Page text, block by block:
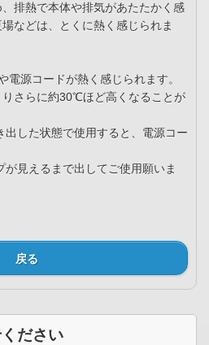
排熱で本体や排気があたたかく感
などは、とくに熱く感じられま
電源コードが熱く感じられます。
りさらに約30℃ほど高くなることが
出した状態で使用すると、電源コー
見えるまで出してご使用願いま
戻る
ださい